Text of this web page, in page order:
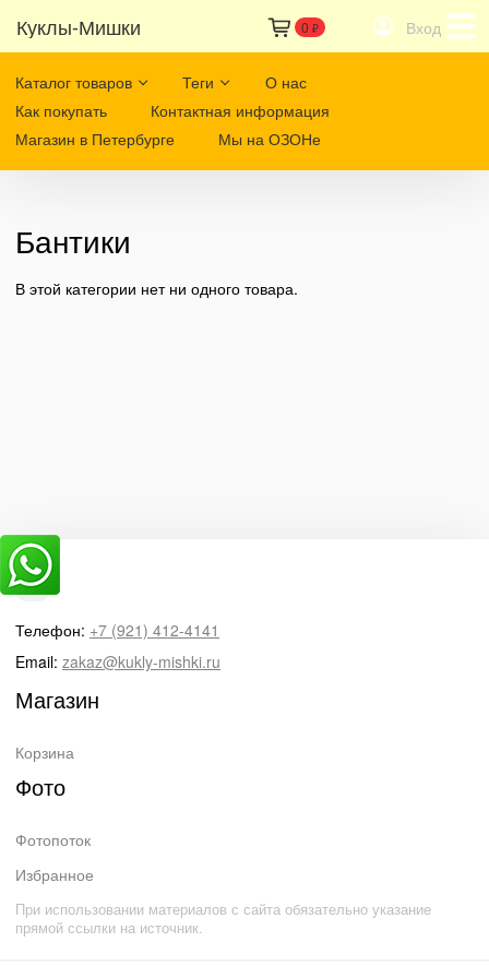
Куклы-Мишки 0 ₽ Вход
Каталог товаров Теги
О нас
Как покупать
Контактная информация
Магазин в Петербурге
Мы на ОЗОНе
Бантики
В этой категории нет ни одного товара.
Телефон: +7 (921) 412-4141
Email: zakaz@kukly-mishki.ru
Магазин
Корзина
Фото
Фотопоток
Избранное
При использовании материалов с сайта обязательно указание
прямой ссылки на источник.